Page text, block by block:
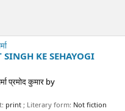
KE SEHAYOGI
प्रमोद कुमार by
print; Literary form: Not fiction